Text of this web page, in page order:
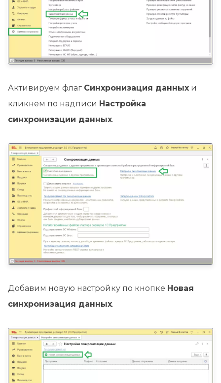
Активируем флаг Синхронизация данных и
кликнем по надписи Настройка
синхронизации данных.
Добавим новую настройку по кнопке Новая
синхронизация данных.